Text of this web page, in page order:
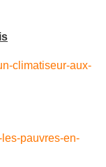
climatiseur-aux-
pauvres-en-